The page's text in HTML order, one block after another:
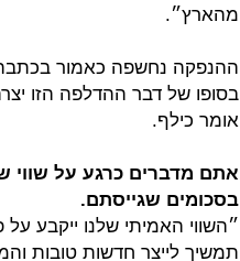
מהארץ״.
ההנפקה נחשפה כאמור
אומר כילף.
בסכומים שגייסתם.
״השווי האמיתי שלנו ייקבע
תמשיך לייצר חדשות טובות